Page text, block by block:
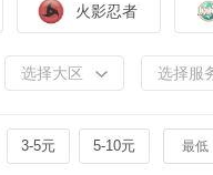
火影忍者
选择大区 选择服
3-5元 5-10元